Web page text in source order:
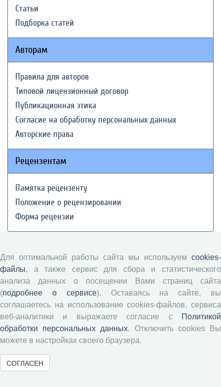
Статьи
Подборка статей
Авторам
Правила для авторов
Типовой лицензионный договор
Публикационная этика
Согласие на обработку персональных данных
Авторские права
Рецензентам
Памятка рецензенту
Положение о рецензировании
Форма рецензии
Журналы ВолНЦ РАН
Экономические и социальные перемены
Проблемы развития территории
Вопросы территориального развития
Социальное пространство
Юный экономист
Для оптимальной работы сайта мы используем cookies-
файлы, а также сервис для сбора и статистического
анализа данных о посещении Вами страниц сайта
(подробнее о сервисе). Оставаясь на сайте, вы
соглашаетесь на использование cookies-файлов, сервиса
веб-аналитики и выражаете согласие с
Политикой
обработки персональных данных. Отключить cookies Вы
можете в настройках своего браузера.
СОГЛАСЕН